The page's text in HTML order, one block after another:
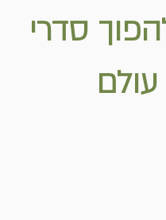
סדרי
עולם